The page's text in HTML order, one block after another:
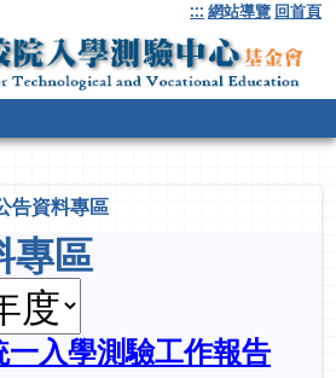
::: 網站導覽 回首頁
告資料專區
專區
入學測驗工作報告